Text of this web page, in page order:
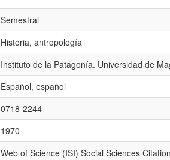
Semestral
Historia, antropología
Instituto de la Patagonía. Universidad de
Español, español
0718-2244
1970
Web of Science (ISI) Social Sciences